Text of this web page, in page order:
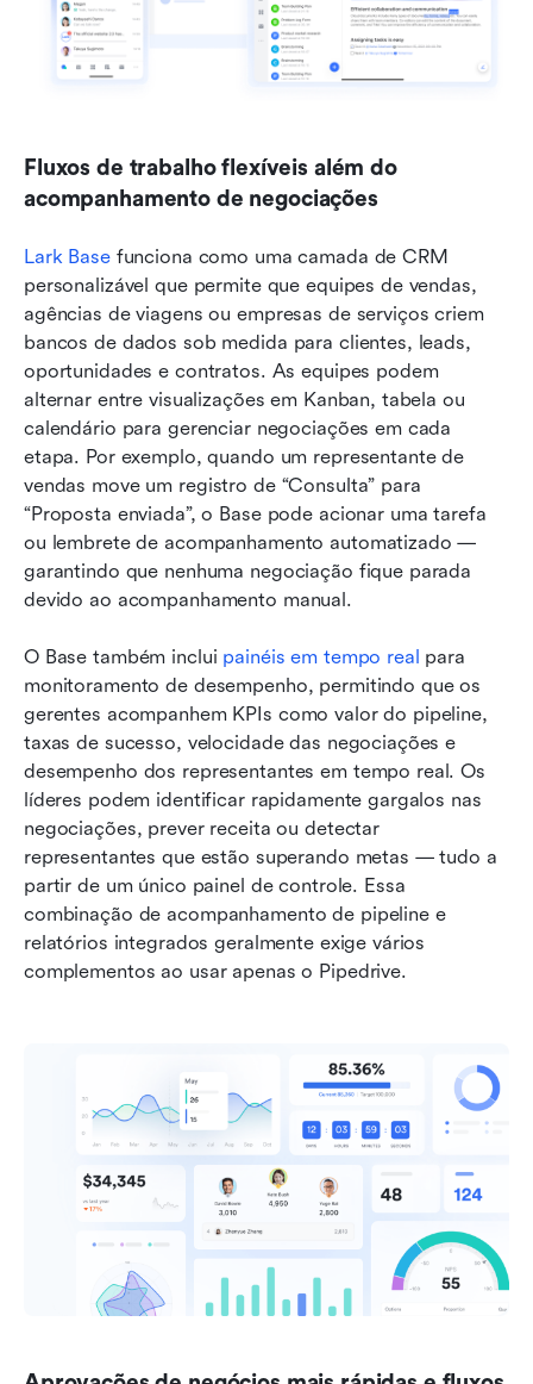
Fluxos de trabalho flexíveis além do
acompanhamento de negociações
Lark Base funciona como uma camada de CRM
personalizável que permite que equipes de vendas,
agências de viagens ou empresas de serviços criem
bancos de dados sob medida para clientes, leads,
oportunidades e contratos. As equipes podem
alternar entre visualizações em Kanban, tabela ou
calendário para gerenciar negociações em cada
etapa. Por exemplo, quando um representante de
vendas move um registro de “Consulta” para
“Proposta enviada”, o Base pode acionar uma tarefa
ou lembrete de acompanhamento automatizado —
garantindo que nenhuma negociação fique parada
devido ao acompanhamento manual.
O Base também inclui painéis em tempo real para
monitoramento de desempenho, permitindo que os
gerentes acompanhem KPIs como valor do pipeline,
taxas de sucesso, velocidade das negociações e
desempenho dos representantes em tempo real. Os
líderes podem identificar rapidamente gargalos nas
negociações, prever receita ou detectar
representantes que estão superando metas — tudo a
partir de um único painel de controle. Essa
combinação de acompanhamento de pipeline e
relatórios integrados geralmente exige vários
complementos ao usar apenas o Pipedrive.